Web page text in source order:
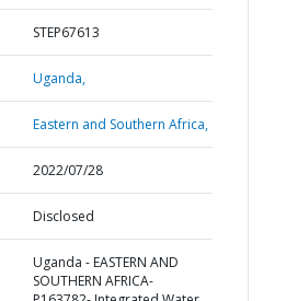
STEP67613
Uganda,
Eastern and Southern Africa,
2022/07/28
Disclosed
Uganda - EASTERN AND
SOUTHERN AFRICA-